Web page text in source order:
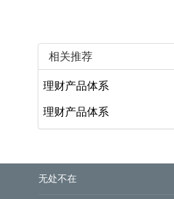
相关推荐
理财产品体系
理财产品体系
无处不在